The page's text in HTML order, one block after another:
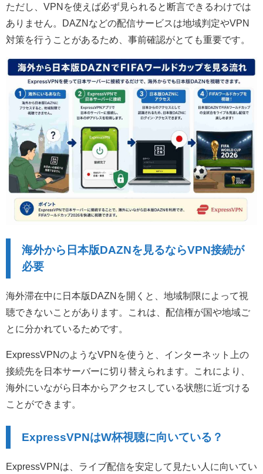
ただし、VPNを使えば必ず見られると断言できるわけでは
ありません。DAZNなどの配信サービスは地域判定やVPN
対策を行うことがあるため、事前確認がとても重要です。
海外から日本版DAZNを見るならVPN接続が
必要
海外滞在中に日本版DAZNを開くと、地域制限によって視
聴できないことがあります。これは、配信権が国や地域ご
とに分かれているためです。
ExpressVPNのようなVPNを使うと、インターネット上の
接続先を日本サーバーに切り替えられます。これにより、
海外にいながら日本からアクセスしている状態に近づける
ことができます。
ExpressVPNはW杯視聴に向いている？
ExpressVPNは、ライブ配信を安定して見たい人に向いてい